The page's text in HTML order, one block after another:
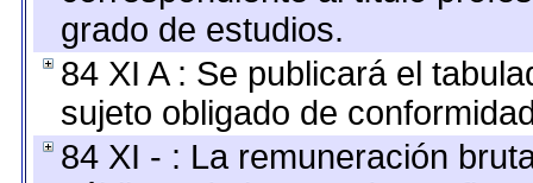
grado de estudios.
84 XI A : Se publicará el
sujeto obligado de
84 XI - : La remuneración